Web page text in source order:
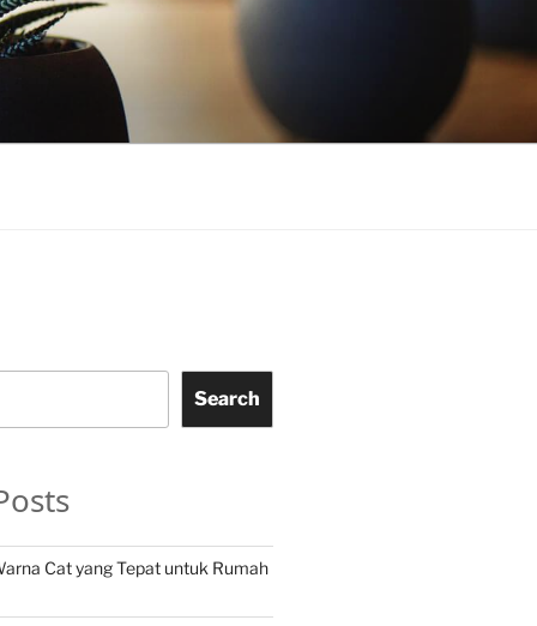
Search
Cat yang Tepat untuk Rumah